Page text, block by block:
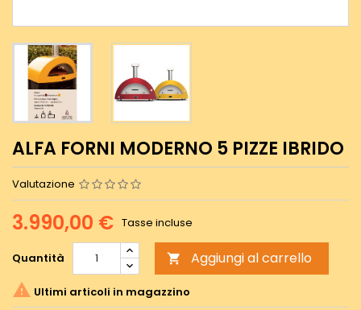
ALFA FORNI MODERNO 5 PIZZE IBRIDO
Valutazione
3.990,00 € Tasse incluse
Quantità  Aggiungi al carrello
 Ultimi articoli in magazzino